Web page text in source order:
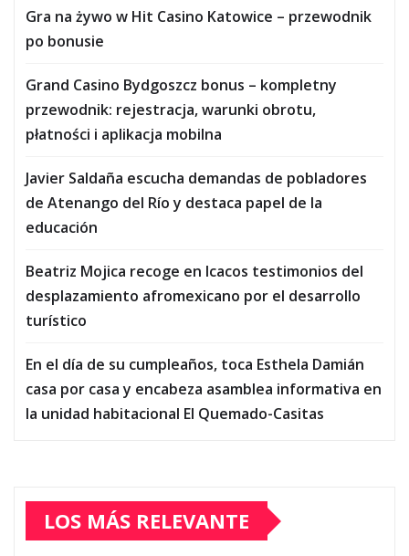
Gra na żywo w Hit Casino Katowice – przewodnik
po bonusie
Grand Casino Bydgoszcz bonus – kompletny
przewodnik: rejestracja, warunki obrotu,
płatności i aplikacja mobilna
Javier Saldaña escucha demandas de pobladores
de Atenango del Río y destaca papel de la
educación
Beatriz Mojica recoge en Icacos testimonios del
desplazamiento afromexicano por el desarrollo
turístico
En el día de su cumpleaños, toca Esthela Damián
casa por casa y encabeza asamblea informativa en
la unidad habitacional El Quemado-Casitas
LOS MÁS RELEVANTE